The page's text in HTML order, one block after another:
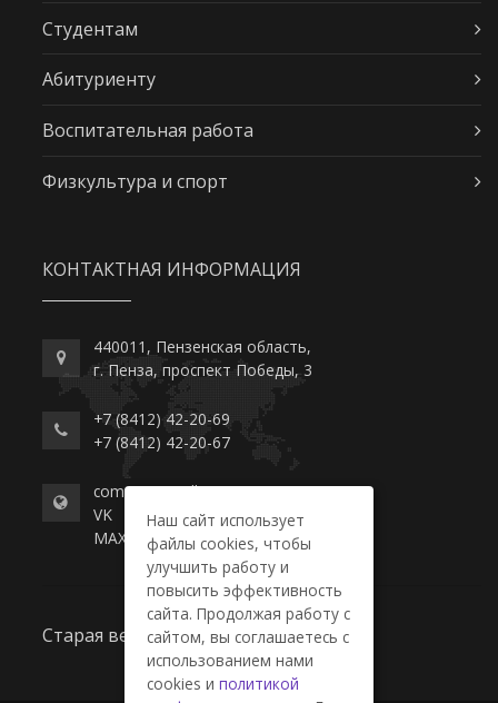
Студентам
Абитуриенту
Воспитательная работа
Физкультура и спорт
КОНТАКТНАЯ ИНФОРМАЦИЯ
440011, Пензенская область,
г. Пенза, проспект Победы, 3
+7 (8412) 42-20-69
+7 (8412) 42-20-67
commerce-college.ru
VK
MAX
Старая версия сайта
Наш сайт использует
файлы cookies, чтобы
улучшить работу и
повысить эффективность
сайта. Продолжая работу с
сайтом, вы соглашаетесь с
использованием нами
cookies и политикой